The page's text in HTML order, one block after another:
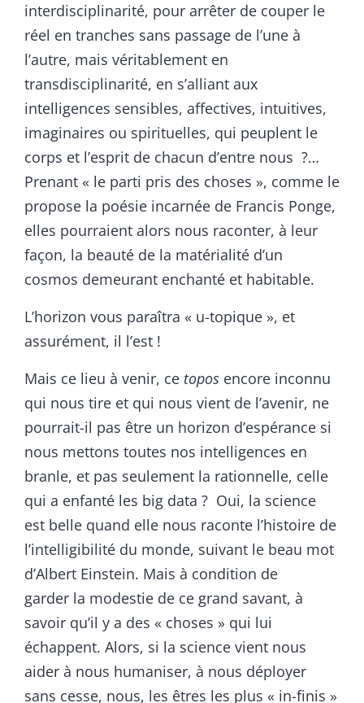
interdisciplinarité, pour arrêter de couper le
réel en tranches sans passage de l’une à
l’autre, mais véritablement en
transdisciplinarité, en s’alliant aux
intelligences sensibles, affectives, intuitives,
imaginaires ou spirituelles, qui peuplent le
corps et l’esprit de chacun d’entre nous ?…
Prenant « le parti pris des choses », comme le
propose la poésie incarnée de Francis Ponge,
elles pourraient alors nous raconter, à leur
façon, la beauté de la matérialité d’un
cosmos demeurant enchanté et habitable.
L’horizon vous paraîtra « u-topique », et
assurément, il l’est !
Mais ce lieu à venir, ce topos encore inconnu
qui nous tire et qui nous vient de l’avenir, ne
pourrait-il pas être un horizon d’espérance si
nous mettons toutes nos intelligences en
branle, et pas seulement la rationnelle, celle
qui a enfanté les big data ? Oui, la science
est belle quand elle nous raconte l’histoire de
l’intelligibilité du monde, suivant le beau mot
d’Albert Einstein. Mais à condition de
garder la modestie de ce grand savant, à
savoir qu’il y a des « choses » qui lui
échappent. Alors, si la science vient nous
aider à nous humaniser, à nous déployer
sans cesse, nous, les êtres les plus « in-finis »